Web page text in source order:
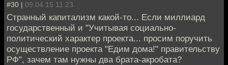
#30 | 09.04.15 11:23
Странный капитализм какой-то... Если миллиард
государственный и "Учитывая социально-
политический характер проекта... просим поручить
осуществление проекта "Едим дома!" правительству
РФ", зачем там нужны два брата-акробата?